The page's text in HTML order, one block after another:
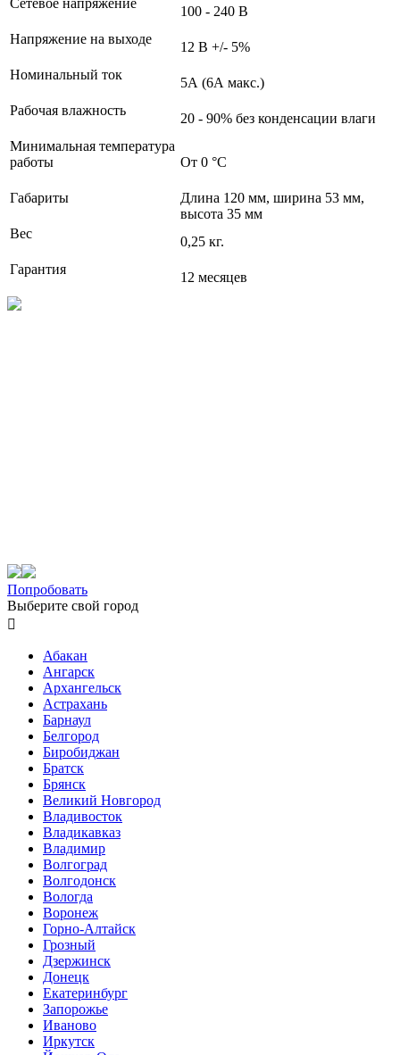
Сетевое напряжение
100 - 240 В
Напряжение на выходе
12 В +/- 5%
Номинальный ток
5А (6А макс.)
Рабочая влажность
20 - 90% без конденсации влаги
Минимальная температура
работы
От 0 °С
Габариты
Длина 120 мм, ширина 53 мм,
высота 35 мм
Вес
0,25 кг.
Гарантия
12 месяцев
Попробовать
Выберите свой город

Абакан
Ангарск
Архангельск
Астрахань
Барнаул
Белгород
Биробиджан
Братск
Брянск
Великий Новгород
Владивосток
Владикавказ
Владимир
Волгоград
Волгодонск
Вологда
Воронеж
Горно-Алтайск
Грозный
Дзержинск
Донецк
Екатеринбург
Запорожье
Иваново
Иркутск